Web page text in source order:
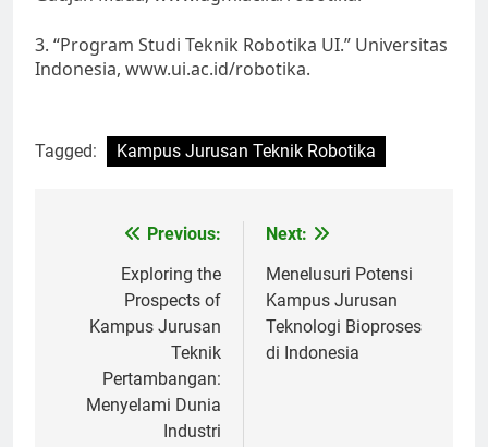
3. “Program Studi Teknik Robotika UI.” Universitas
Indonesia, www.ui.ac.id/robotika.
Tagged: Kampus Jurusan Teknik Robotika
navigation
Previous:
Exploring the
Prospects of
Kampus Jurusan
Teknik
Pertambangan:
Menyelami Dunia
Industri
Next:
Menelusuri Potensi
Kampus Jurusan
Teknologi Bioproses
di Indonesia